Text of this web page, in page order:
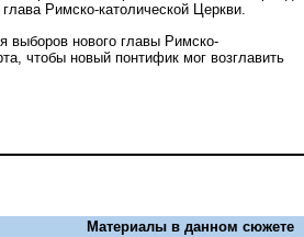
Римско-католической Церкви.
выборов нового главы Римско-
чтобы новый понтифик мог возглавить
Материалы в данном сюжете